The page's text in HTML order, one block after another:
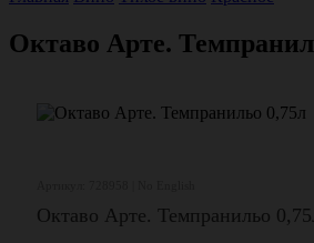
Октаво Арте.
Октаво Арте. Темпранильо